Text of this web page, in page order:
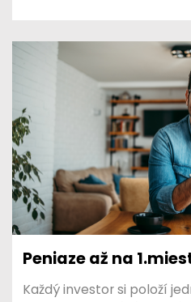
Peniaze až na
Každý investor si položí